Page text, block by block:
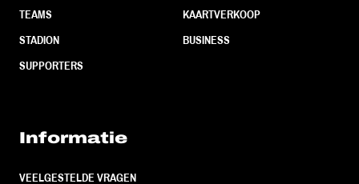
TEAMS
STADION
SUPPORTERS
KAARTVERKOOP
BUSINESS
Informatie
VEELGESTELDE VRAGEN